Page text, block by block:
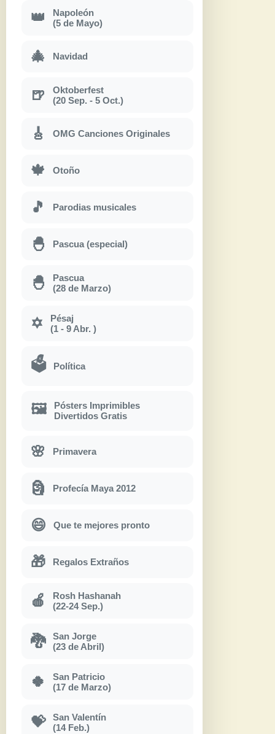
👑
Napoleón
(5 de Mayo)
🎄 Navidad
🍺
Oktoberfest
(20 Sep. - 5 Oct.)
🎸 OMG Canciones Originales
🍁 Otoño
🎵 Parodias musicales
🐣 Pascua (especial)
🐣
Pascua
(28 de Marzo)
✡
Pésaj
(1 - 9 Abr. )
🗳 Política
🖼
Pósters Imprimibles
Divertidos Gratis
🌸 Primavera
🗿 Profecía Maya 2012
😄 Que te mejores pronto
🎁 Regalos Extraños
🍎
Rosh Hashanah
(22-24 Sep.)
🐉
San Jorge
(23 de Abril)
🍀
San Patricio
(17 de Marzo)
💝
San Valentín
(14 Feb.)